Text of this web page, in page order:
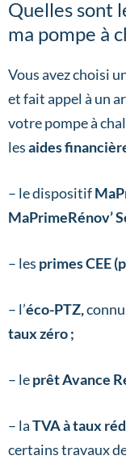
Quelles sont
ma pompe à
Vous avez choisi
et fait appel à un
votre pompe à
lesaides
– le dispositif
MaPrimeRénov’
– les primes CEE
– l’éco-PTZ,
taux zéro ;
– leprêt Avance
– laTVA à taux
certains travaux